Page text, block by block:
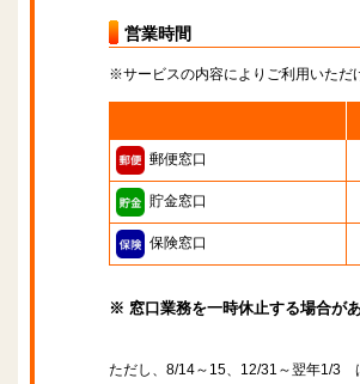
営業時間
※サービスの内容によりご利用いただ
郵便窓口
貯金窓口
保険窓口
※ 窓口業務を一時休止する場合があ
ただし、8/14～15、12/31～翌年1/3